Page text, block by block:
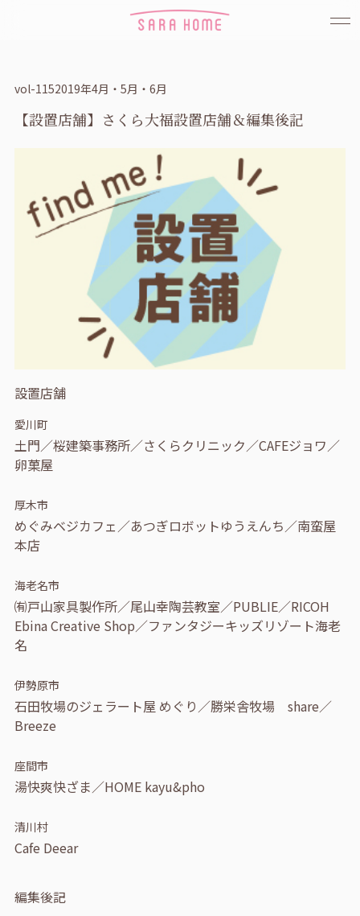
vol-1152019年4月・5月・6月
【設置店舗】さくら大福設置店舗＆編集後記
設置店舗
愛川町
土門／桜建築事務所／さくらクリニック／CAFEジョワ／
卵菓屋
厚木市
めぐみベジカフェ／あつぎロボットゆうえんち／南蛮屋
本店
海老名市
㈲戸山家具製作所／尾山幸陶芸教室／PUBLIE／RICOH
Ebina Creative Shop／ファンタジーキッズリゾート海老
名
伊勢原市
石田牧場のジェラート屋 めぐり／勝栄舎牧場 share／
Breeze
座間市
湯快爽快ざま／HOME kayu&pho
清川村
Cafe Deear
編集後記